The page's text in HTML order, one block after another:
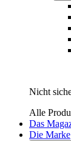
Nicht
Alle
Das
Die Marke